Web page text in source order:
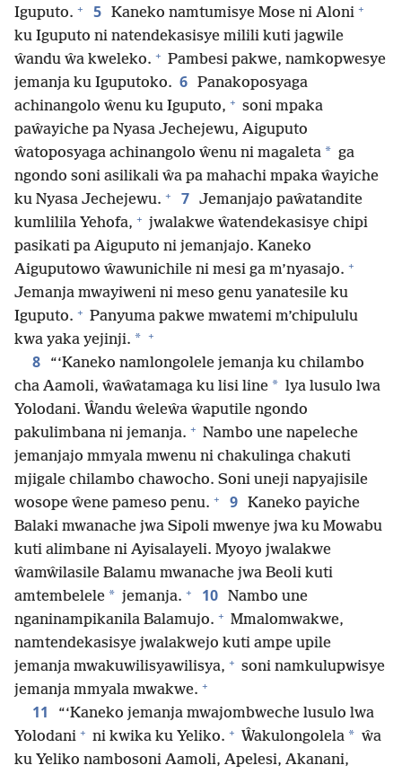
Iguputo. + 5 Kaneko namtumisye Mose ni Aloni +
ku Iguputo ni natendekasisye milili kuti jagwile
ŵandu ŵa kweleko. + Pambesi pakwe, namkopwesye
jemanja ku Iguputoko. 6 Panakoposyaga
achinangolo ŵenu ku Iguputo, + soni mpaka
paŵayiche pa Nyasa Jechejewu, Aiguputo
ŵatoposyaga achinangolo ŵenu ni magaleta * ga
ngondo soni asilikali ŵa pa mahachi mpaka ŵayiche
ku Nyasa Jechejewu. + 7 Jemanjajo paŵatandite
kumlilila Yehofa, + jwalakwe ŵatendekasisye chipi
pasikati pa Aiguputo ni jemanjajo. Kaneko
Aiguputowo ŵawunichile ni mesi ga m’nyasajo. +
Jemanja mwayiweni ni meso genu yanatesile ku
Iguputo. + Panyuma pakwe mwatemi m’chipululu
kwa yaka yejinji. * +
8
“‘Kaneko namlongolele jemanja ku chilambo
cha Aamoli, ŵaŵatamaga ku lisi line * lya lusulo lwa
Yolodani. Ŵandu ŵeleŵa ŵaputile ngondo
pakulimbana ni jemanja. + Nambo une napeleche
jemanjajo mmyala mwenu ni chakulinga chakuti
mjigale chilambo chawocho. Soni uneji napyajisile
wosope ŵene pameso penu. + 9 Kaneko payiche
Balaki mwanache jwa Sipoli mwenye jwa ku Mowabu
kuti alimbane ni Ayisalayeli. Myoyo jwalakwe
ŵamŵilasile Balamu mwanache jwa Beoli kuti
amtembelele * jemanja. + 10 Nambo une
nganinampikanila Balamujo. + Mmalomwakwe,
namtendekasisye jwalakwejo kuti ampe upile
jemanja mwakuwilisyawilisya, + soni namkulupwisye
jemanja mmyala mwakwe. +
11
“‘Kaneko jemanja mwajombweche lusulo lwa
Yolodani + ni kwika ku Yeliko. + Ŵakulongolela * ŵa
ku Yeliko nambosoni Aamoli, Apelesi, Akanani,